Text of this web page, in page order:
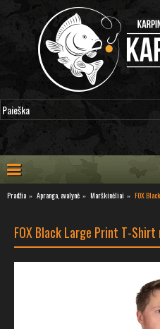
Pradžia Apranga, avalynė Marškinėliai FOX
FOX Black Large Print T-